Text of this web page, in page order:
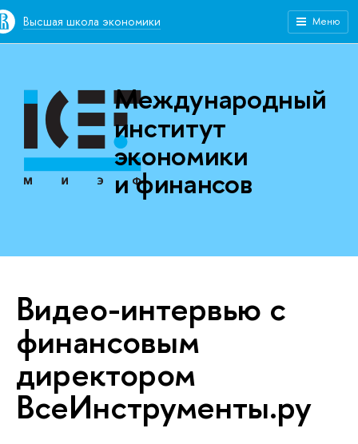
Высшая школа экономики Меню
Международный
институт
экономики
и финансов
Видео-интервью с
финансовым
директором
ВсеИнструменты.ру